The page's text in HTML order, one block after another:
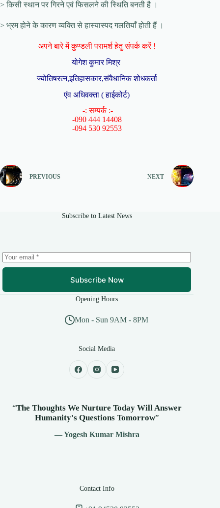
> किसी स्थान पर गिरने एवं फिसलने की स्थिति बनती है ।
> भ्रम होने के कारण व्यक्ति से हास्यास्पद गलतियाँ होती हैं ।
अपने बारे में कुण्डली परामर्श हेतु संपर्क करें !
योगेश कुमार मिश्र
ज्योतिषरत्न,इतिहासकार,संवैधानिक शोधकर्ता
एंव अधिवक्ता ( हाईकोर्ट)
-: सम्पर्क :-
-090 444 14408
-094 530 92553
PREVIOUS NEXT
Subscribe to Latest News
Subscribe Now
Opening Hours
Mon - Sun 9AM - 8PM
Social Media
“The Thoughts We Nurture Today Will Answer
Humanity's Questions Tomorrow”
— Yogesh Kumar Mishra
Contact Info